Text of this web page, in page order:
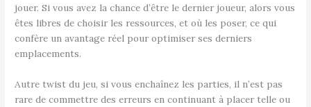
jouer. Si vous avez la chance d’être le dernier joueur, alors vous
êtes libres de choisir les ressources, et où les poser, ce qui
confère un avantage réel pour optimiser ses derniers
emplacements.
Autre twist du jeu, si vous enchaînez les parties, il n’est pas
rare de commettre des erreurs en continuant à placer telle ou